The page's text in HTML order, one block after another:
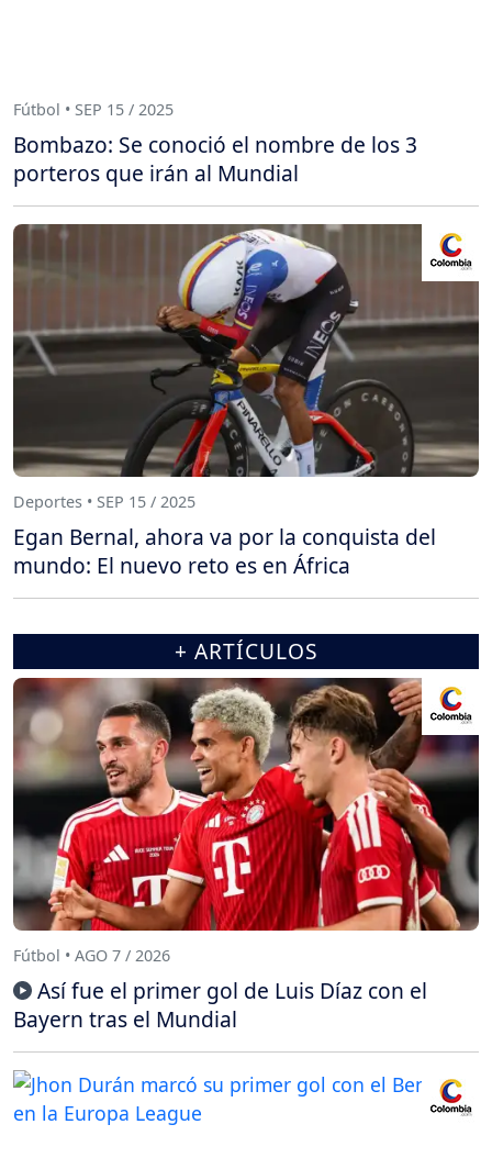
Fútbol • SEP 15 / 2025
Bombazo: Se conoció el nombre de los 3
porteros que irán al Mundial
Deportes • SEP 15 / 2025
Egan Bernal, ahora va por la conquista del
mundo: El nuevo reto es en África
+ ARTÍCULOS
Fútbol • AGO 7 / 2026
Así fue el primer gol de Luis Díaz con el
Bayern tras el Mundial